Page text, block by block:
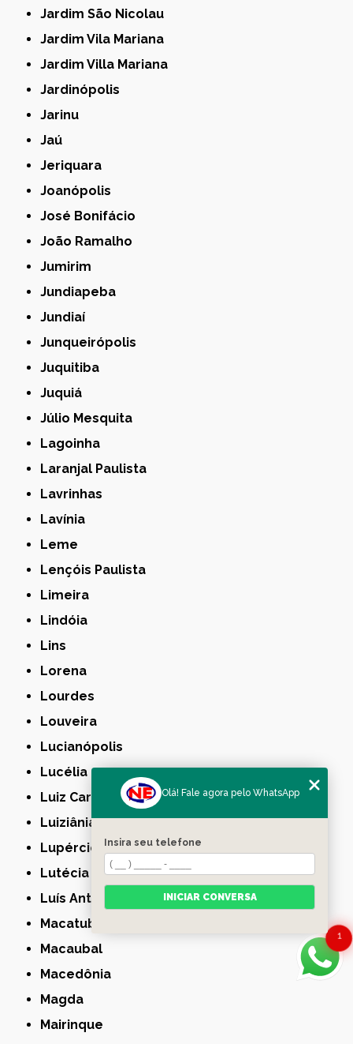
Jardim São Nicolau
Jardim Vila Mariana
Jardim Villa Mariana
Jardinópolis
Jarinu
Jaú
Jeriquara
Joanópolis
José Bonifácio
João Ramalho
Jumirim
Jundiapeba
Jundiaí
Junqueirópolis
Juquitiba
Juquiá
Júlio Mesquita
Lagoinha
Laranjal Paulista
Lavrinhas
Lavínia
Leme
Lençóis Paulista
Limeira
Lindóia
Lins
Lorena
Lourdes
Louveira
Lucianópolis
Lucélia
Luiz Carlos
Luiziânia
Lupércio
Lutécia
Luís Antônio
Macatuba
Macaubal
Macedônia
Magda
Mairinque
1
Olá! Fale agora pelo WhatsApp
Insira seu telefone
INICIAR CONVERSA